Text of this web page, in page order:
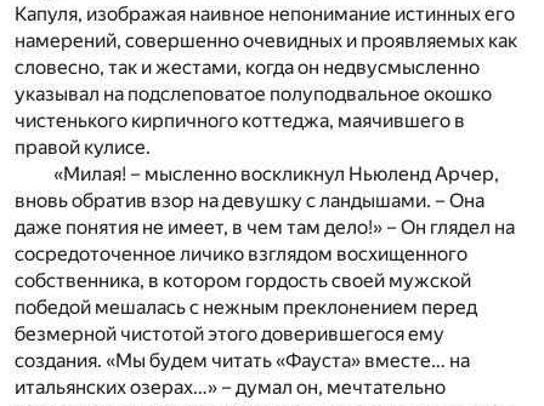
Капуля, изображая наивное непонимание истинных его
намерений, совершенно очевидных и проявляемых как
словесно, так и жестами, когда он недвусмысленно
указывал на подслеповатое полуподвальное окошко
чистенького кирпичного коттеджа, маячившего в
правой кулисе.
«Милая! – мысленно воскликнул Ньюленд Арчер,
вновь обратив взор на девушку с ландышами. – Она
даже понятия не имеет, в чем там дело!» – Он глядел на
сосредоточенное личико взглядом восхищенного
собственника, в котором гордость своей мужской
победой мешалась с нежным преклонением перед
безмерной чистотой этого доверившегося ему
создания. «Мы будем читать «Фауста» вместе… на
итальянских озерах…» – думал он, мечтательно